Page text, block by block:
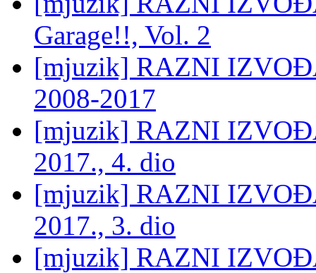
Garage!!, Vol. 2
[mjuzik] RAZNI
2008-2017
[mjuzik] RAZNI
2017., 4. dio
[mjuzik] RAZNI
2017., 3. dio
[mjuzik] RAZNI